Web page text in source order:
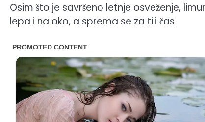
Osim što je savršeno letnje osveženje,
lepa i na oko, a sprema se za tili čas.